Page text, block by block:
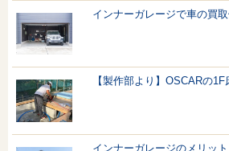
インナーガレージで車の買
【製作部より】OSCARの1F
インナーガレージのメリッ